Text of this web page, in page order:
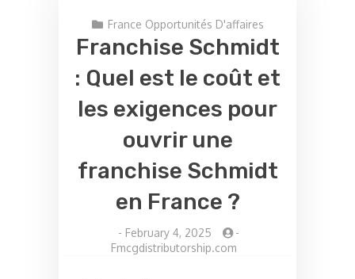
France Opportunités D'affaires
Franchise Schmidt
: Quel est le coût et
les exigences pour
ouvrir une
franchise Schmidt
en France ?
- February 4, 2025
-
Fmcgdistributorship.com